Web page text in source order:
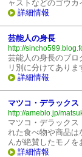
ャストなどのゴウ
詳細情報
芸能人の身長
http://
芸能人の身長のブロ
リ別に分けてありま
詳細情報
マツコ・デラックス
http://ameblo.jp/
マツコ・デラック
れた食べ物や商品は
んが絶賛したモノを
詳細情報